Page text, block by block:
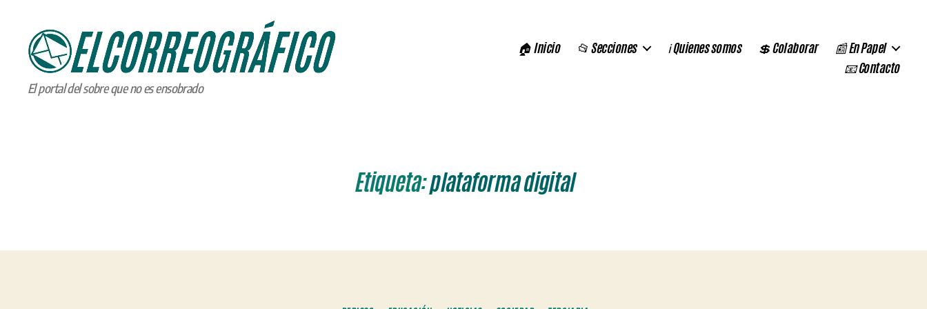
ELCORREOGRÁFICO
El portal del sobre que no es ensobrado
🏠 Inicio 📂 Secciones ℹ️ Quienes somos 💲 Colaborar
📰 En Papel
📧 Contacto
Etiqueta:plataforma digital
Categorías